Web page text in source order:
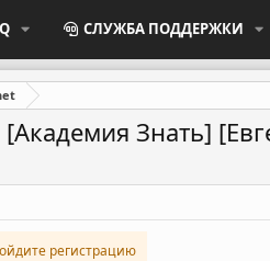
СЛУЖБА ПОДДЕРЖКИ
[Академия Знать]
регистрацию